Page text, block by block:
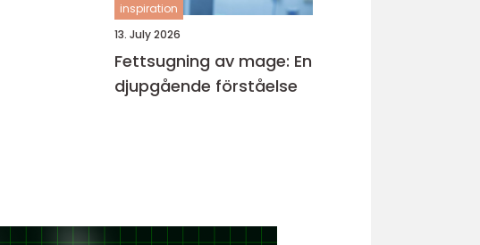
inspiration
13. July 2026
Fettsugning av mage: En
djupgående förståelse